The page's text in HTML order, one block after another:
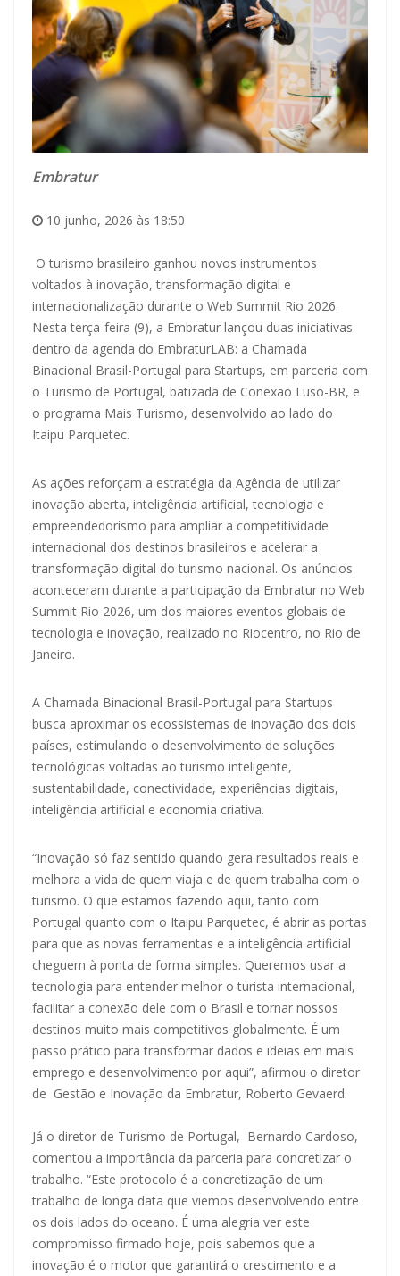
Embratur
10 junho, 2026 às 18:50
O turismo brasileiro ganhou novos instrumentos
voltados à inovação, transformação digital e
internacionalização durante o Web Summit Rio 2026.
Nesta terça-feira (9), a Embratur lançou duas iniciativas
dentro da agenda do EmbraturLAB: a Chamada
Binacional Brasil-Portugal para Startups, em parceria com
o Turismo de Portugal, batizada de Conexão Luso-BR, e
o programa Mais Turismo, desenvolvido ao lado do
Itaipu Parquetec.
As ações reforçam a estratégia da Agência de utilizar
inovação aberta, inteligência artificial, tecnologia e
empreendedorismo para ampliar a competitividade
internacional dos destinos brasileiros e acelerar a
transformação digital do turismo nacional. Os anúncios
aconteceram durante a participação da Embratur no Web
Summit Rio 2026, um dos maiores eventos globais de
tecnologia e inovação, realizado no Riocentro, no Rio de
Janeiro.
A Chamada Binacional Brasil-Portugal para Startups
busca aproximar os ecossistemas de inovação dos dois
países, estimulando o desenvolvimento de soluções
tecnológicas voltadas ao turismo inteligente,
sustentabilidade, conectividade, experiências digitais,
inteligência artificial e economia criativa.
“Inovação só faz sentido quando gera resultados reais e
melhora a vida de quem viaja e de quem trabalha com o
turismo. O que estamos fazendo aqui, tanto com
Portugal quanto com o Itaipu Parquetec, é abrir as portas
para que as novas ferramentas e a inteligência artificial
cheguem à ponta de forma simples. Queremos usar a
tecnologia para entender melhor o turista internacional,
facilitar a conexão dele com o Brasil e tornar nossos
destinos muito mais competitivos globalmente. É um
passo prático para transformar dados e ideias em mais
emprego e desenvolvimento por aqui”, afirmou o diretor
de Gestão e Inovação da Embratur, Roberto Gevaerd.
Já o diretor de Turismo de Portugal, Bernardo Cardoso,
comentou a importância da parceria para concretizar o
trabalho. “Este protocolo é a concretização de um
trabalho de longa data que viemos desenvolvendo entre
os dois lados do oceano. É uma alegria ver este
compromisso firmado hoje, pois sabemos que a
inovação é o motor que garantirá o crescimento e a